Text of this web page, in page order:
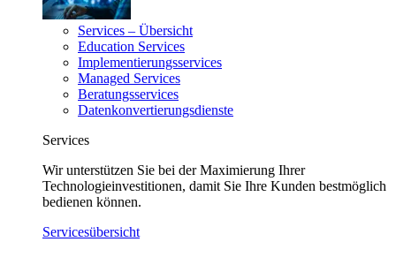
Services – Übersicht
Education Services
Implementierungsservices
Managed Services
Beratungsservices
Datenkonvertierungsdienste
Services
Wir unterstützen Sie bei der Maximierung Ihrer
Technologieinvestitionen, damit Sie Ihre Kunden bestmöglich
bedienen können.
Servicesübersicht